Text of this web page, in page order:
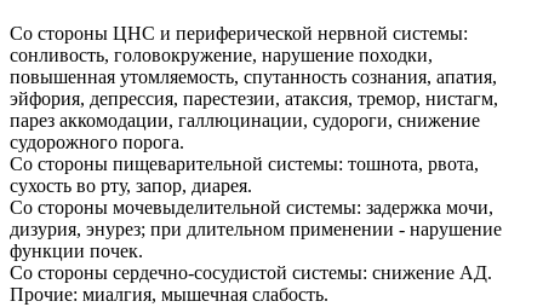
Со стороны ЦНС и периферической нервной системы:
сонливость, головокружение, нарушение походки,
повышенная утомляемость, спутанность сознания, апатия,
эйфория, депрессия, парестезии, атаксия, тремор, нистагм,
парез аккомодации, галлюцинации, судороги, снижение
судорожного порога.
Со стороны пищеварительной системы: тошнота, рвота,
сухость во рту, запор, диарея.
Со стороны мочевыделительной системы: задержка мочи,
дизурия, энурез; при длительном применении - нарушение
функции почек.
Со стороны сердечно-сосудистой системы: снижение АД.
Прочие: миалгия, мышечная слабость.